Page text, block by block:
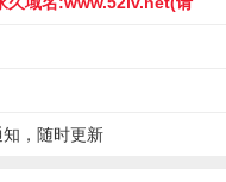
，随时更新